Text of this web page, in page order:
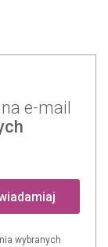
e-mail
wybranych